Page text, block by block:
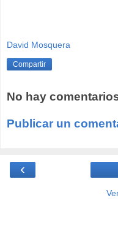
David Mosquera
Compartir
No hay
Publicar un
‹